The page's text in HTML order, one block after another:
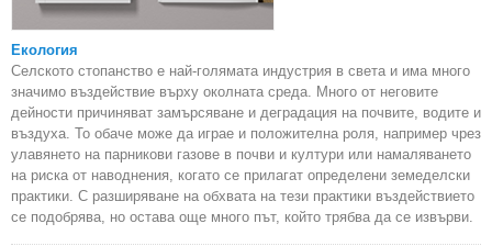
Екология
Селското стопанство е най-голямата индустрия в света и има много
значимо въздействие върху околната среда. Много от неговите
дейности причиняват замърсяване и деградация на почвите, водите и
въздуха. То обаче може да играе и положителна роля, например чрез
улавянето на парникови газове в почви и култури или намаляването
на риска от наводнения, когато се прилагат определени земеделски
практики. С разширяване на обхвата на тези практики въздействието
се подобрява, но остава още много път, който трябва да се извърви.